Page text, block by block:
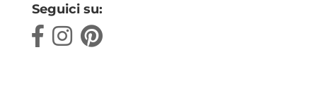
Seguici su: